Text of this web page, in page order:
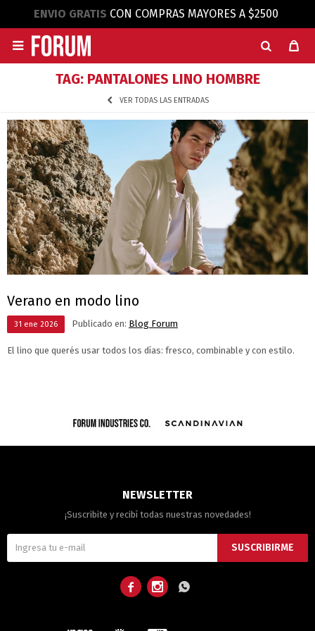
ENVIO GRATIS CON COMPRAS MAYORES A $2500

TAG: PANTALONES LINO HOMBRE
VER TODAS LAS ENTRADAS
Verano en modo lino
31 ene 2026 Publicado en: Blog Forum
El lino que querés usar todos los días: fresco, combinable y con estilo.
NEWSLETTER
¡Suscribite y recibí todas nuestras novedades!
SUSCRIBIRME
  